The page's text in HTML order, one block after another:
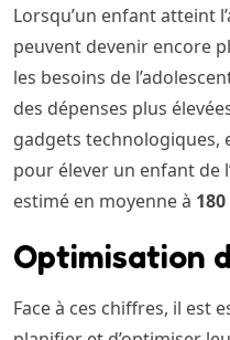
Lorsqu’un enfant atteint
peuvent devenir encore
les besoins de
des dépenses plus
gadgets technologiques,
pour élever un enfant de
estimé en moyenne à
Optimisation
Face à ces chiffres, il est